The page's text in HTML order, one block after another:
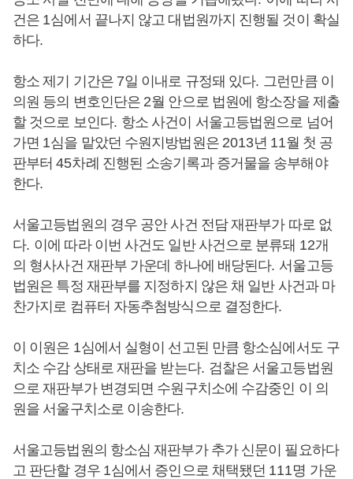
건은 1심에서 끝나지 않고 대법원까지 진행될 것이 확실
하다.
항소 제기 기간은 7일 이내로 규정돼 있다. 그런만큼 이
의원 등의 변호인단은 2월 안으로 법원에 항소장을 제출
할 것으로 보인다. 항소 사건이 서울고등법원으로 넘어
가면 1심을 맡았던 수원지방법원은 2013년 11월 첫 공
판부터45차례 진행된 소송기록과 증거물을 송부해야
한다.
서울고등법원의 경우 공안 사건 전담 재판부가 따로 없
다. 이에 따라 이번 사건도 일반 사건으로 분류돼 12개
의 형사사건 재판부 가운데 하나에 배당된다. 서울고등
법원은 특정 재판부를 지정하지 않은 채 일반 사건과 마
찬가지로 컴퓨터 자동추첨방식으로 결정한다.
이 이원은 1심에서 실형이 선고된 만큼 항소심에서도 구
치소 수감 상태로 재판을 받는다. 검찰은 서울고등법원
으로 재판부가 변경되면 수원구치소에 수감중인 이 의
원을 서울구치소로 이송한다.
서울고등법원의 항소심 재판부가 추가 신문이 필요하다
고 판단할 경우 1심에서 증인으로 채택됐던 111명 가운